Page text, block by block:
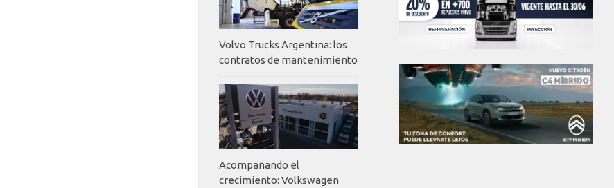
Volvo Trucks Argentina: los
contratos de mantenimiento
Acompañando el
crecimiento: Volkswagen